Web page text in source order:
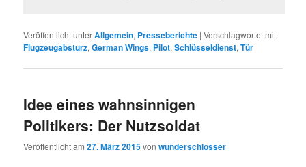
Veröffentlicht unterAllgemein, Presseberichte |Verschlagwortet mit
Flugzeugabsturz,German Wings, Pilot,Schlüsseldienst,Tür
Idee eines wahnsinnigen
Politikers: Der Nutzsoldat
Veröffentlicht am27. März 2015vonwunderschlosser